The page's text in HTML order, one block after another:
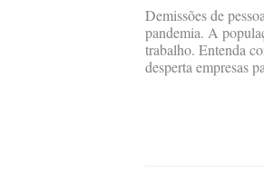
Demissões de
pandemia. A
trabalho. Entenda
desperta empresas